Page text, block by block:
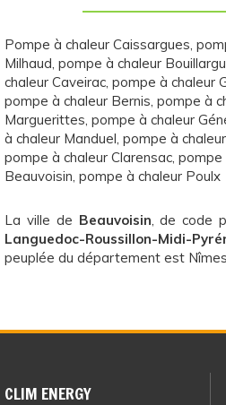
Pompe à chaleur Caissargues,
Milhaud, pompe à chaleur
chaleur Caveirac, pompe à chaleur
pompe à chaleur Bernis, pompe à
Marguerittes, pompe à chaleur
à chaleur Manduel, pompe à
pompe à chaleur Clarensac, pompe
Beauvoisin, pompe à chaleur Poulx
La ville de Beauvoisin, de code
Languedoc-Roussillon-Midi-
peuplée du département est
CLIM ENERGY